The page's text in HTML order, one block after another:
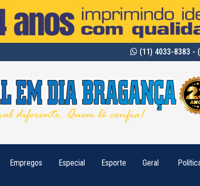
(11) 4033-8383 -
Empregos Especial Esporte Geral